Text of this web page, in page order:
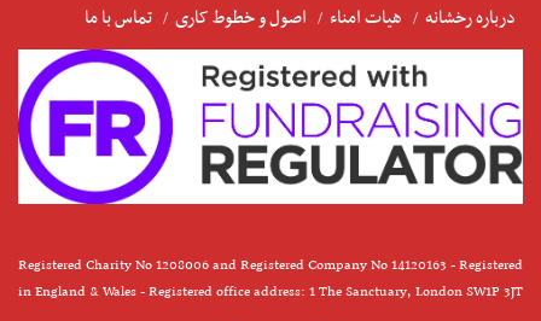
درباره رخشانه هیات امناء اصول و خطوط کاری تماس با ما
Registered Charity No 1208006 and Registered Company No 14120163 - Registered
in England & Wales - Registered office address: 1 The Sanctuary, London SW1P 3JT